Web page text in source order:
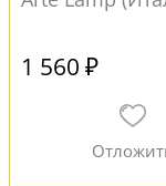
1 560 ₽